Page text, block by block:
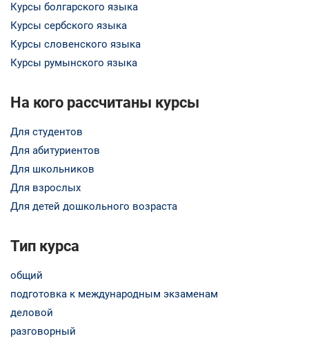
Курсы болгарского языка
Курсы сербского языка
Курсы словенского языка
Курсы румынского языка
На кого рассчитаны курсы
Для студентов
Для абитуриентов
Для школьников
Для взрослых
Для детей дошкольного возраста
Тип курса
общий
подготовка к международным экзаменам
деловой
разговорный